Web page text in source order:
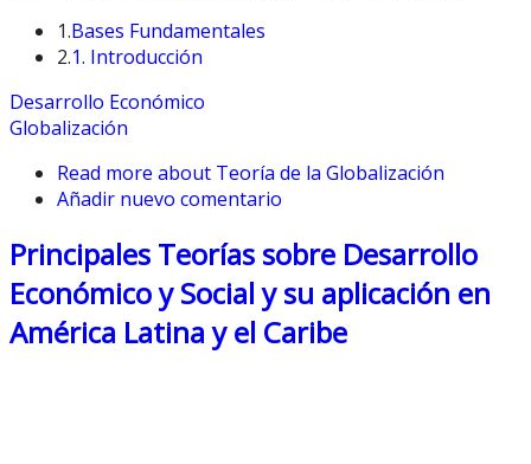
1.Bases Fundamentales
2.1. Introducción
Desarrollo Económico
Globalización
Read more about Teoría de la Globalización
Añadir nuevo comentario
Principales Teorías sobre Desarrollo
Económico y Social y su aplicación en
América Latina y el Caribe